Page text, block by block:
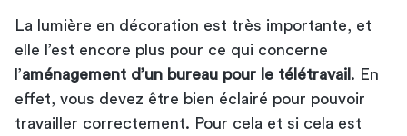
La lumière en décoration est très importante, et
elle l’est encore plus pour ce qui concerne
l’aménagement d’un bureau pour le télétravail . En
effet, vous devez être bien éclairé pour pouvoir
travailler correctement. Pour cela et si cela est